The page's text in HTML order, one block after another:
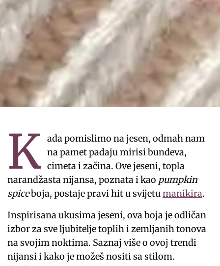
K ada pomislimo na jesen, odmah nam
na pamet padaju mirisi bundeva,
cimeta i začina. Ove jeseni, topla
narandžasta nijansa, poznata i kao pumpkin
spiceboja, postaje pravi hit u svijetumanikira.
Inspirisana ukusima jeseni, ova boja je odličan
izbor za sve ljubitelje toplih i zemljanih tonova
na svojim noktima. Saznaj više o ovoj trendi
nijansi i kako je možeš nositi sa stilom.